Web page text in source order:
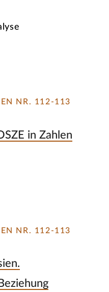
NR. 112-113
in Zahlen
NR. 112-113